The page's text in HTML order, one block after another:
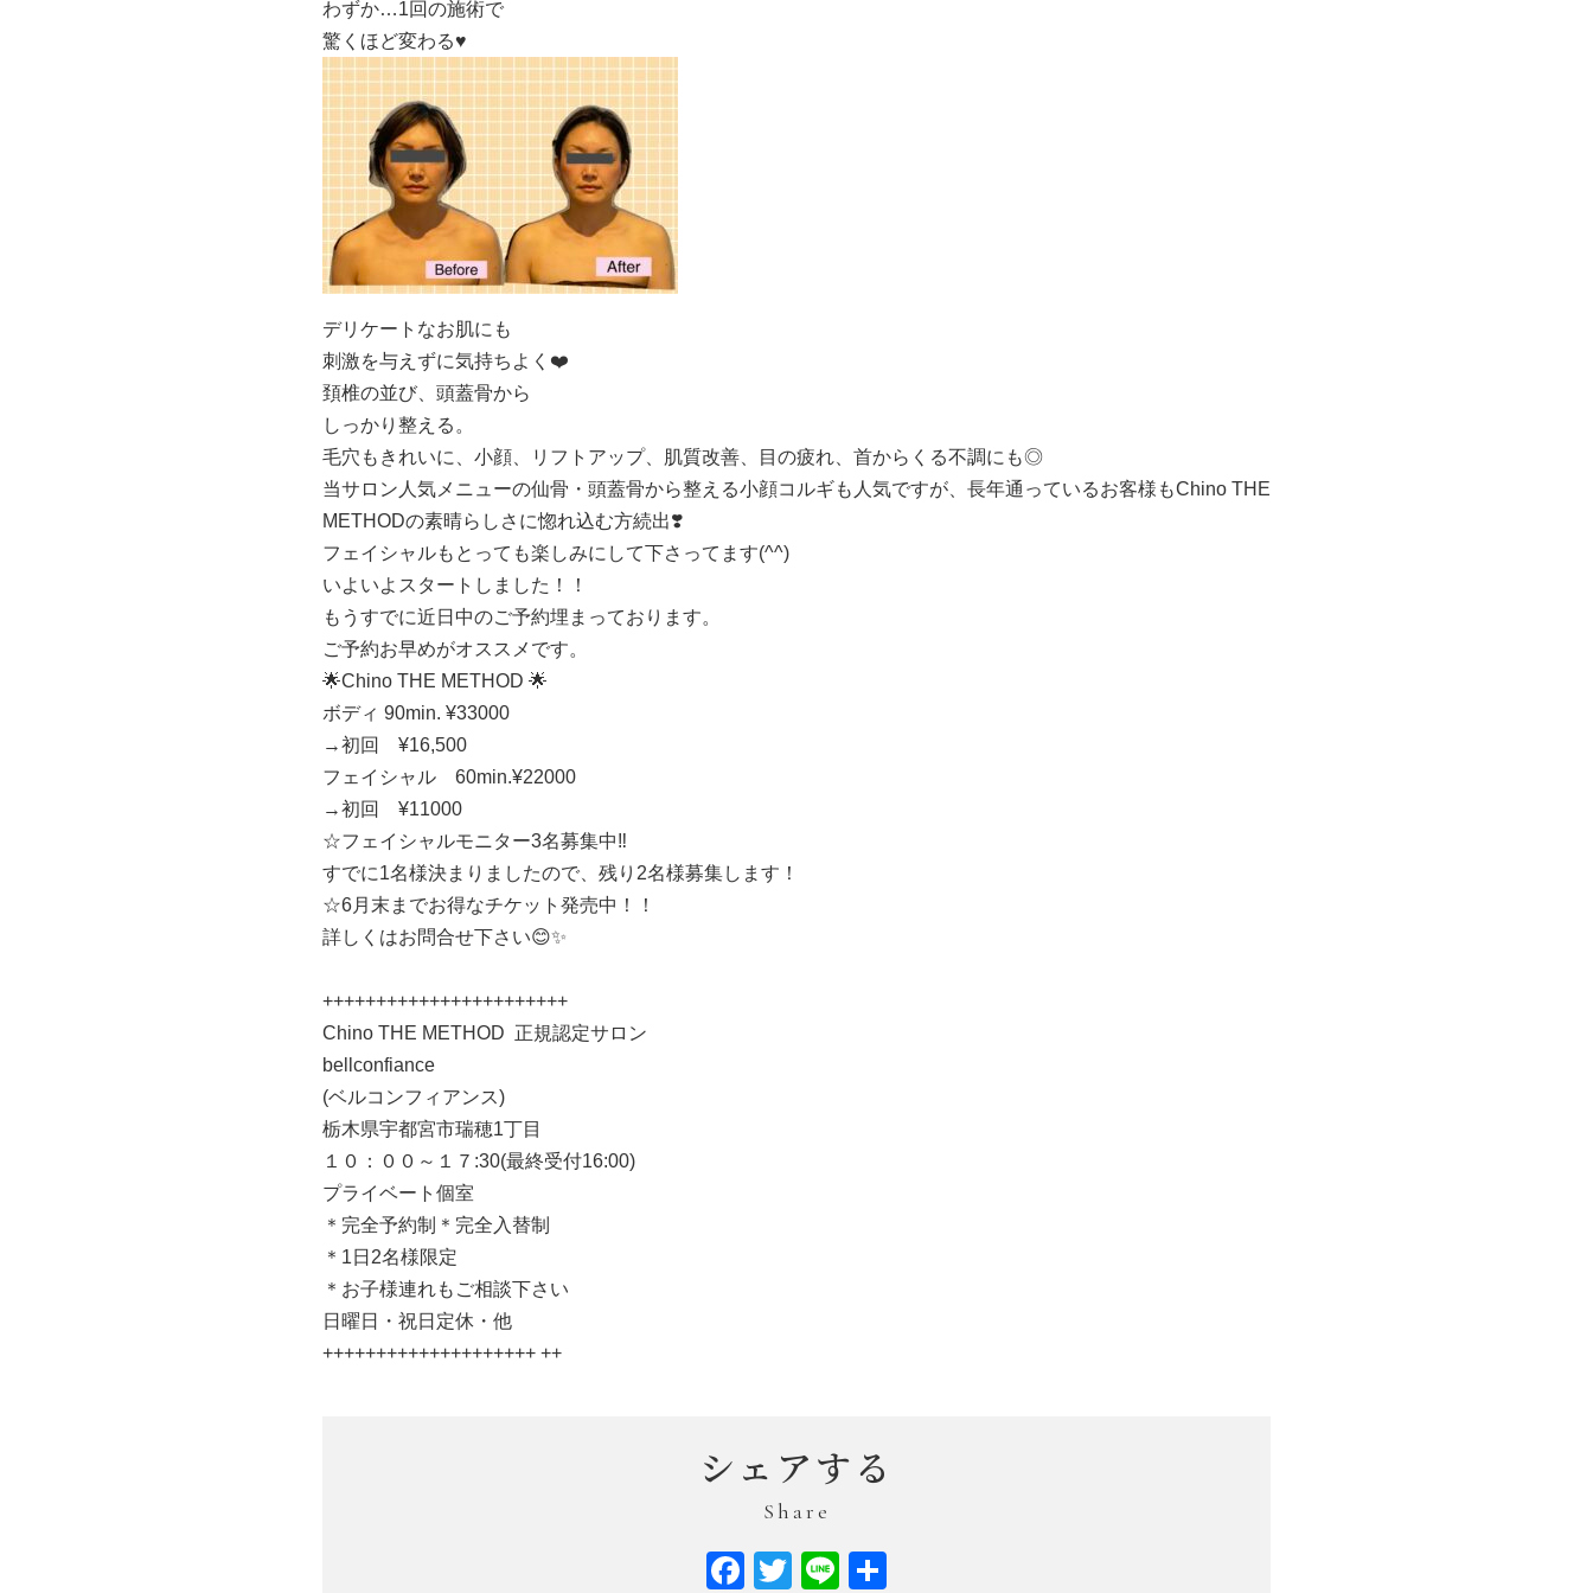
わずか…1回の施術で
驚くほど変わる♥️
デリケートなお肌にも
刺激を与えずに気持ちよく ❤️
頚椎の並び、頭蓋骨から
しっかり整える。
毛穴もきれいに、小顔、リフトアップ、肌質改善、目の疲れ、首からくる不調にも◎
当サロン人気メニューの仙骨・頭蓋骨から整える小顔コルギも人気ですが、長年通っているお客様もChino THE
METHODの素晴らしさに惚れ込む方続出❣️
フェイシャルもとっても楽しみにして下さってます(^^)
いよいよスタートしました！！
もうすでに近日中のご予約埋まっております。
ご予約お早めがオススメです。
🌟Chino THE METHOD 🌟
ボディ 90min. ¥33000
→初回 ¥16,500
フェイシャル 60min.¥22000
→初回 ¥11000
☆フェイシャルモニター3名募集中‼️
すでに1名様決まりましたので、残り2名様募集します！
☆6月末までお得なチケット発売中！！
詳しくはお問合せ下さい😊✨
+++++++++++++++++++++++
Chino THE METHOD 正規認定サロン
bellconfiance
(ベルコンフィアンス)
栃木県宇都宮市瑞穂1丁目
１０：００～１７ :30(最終受付16:00)
プライベート個室
＊完全予約制＊完全入替制
＊ 1 日 2名様限定
＊お子様連れもご相談下さい
日曜日・祝日定休・他
++++++++++++++++++++ ++
シェアする
Share
Facebook
Twitter
Line